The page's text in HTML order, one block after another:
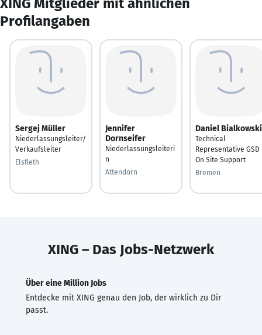
Profilangaben
Sergej Müller
Niederlassungsleiter/
Verkaufsleiter
Elsfleth
Jennifer
Dornseifer
Niederlassungsleiteri
n
Attendorn
Daniel Bialkowski
Technical
Representative
On Site Support
Bremen
XING – Das Jobs-Netzwerk
Über eine Million Jobs
Entdecke mit XING genau den Job, der wirklich zu Dir
passt.